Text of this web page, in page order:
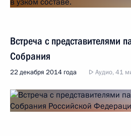
Встреча с представителями
Собрания
22 декабря 2014 года Аудио, 41